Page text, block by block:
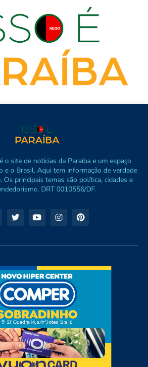
o site de notícias da Paraíba e um espaço
e o Brasil. Aqui tem informação de verdade
Os principais temas são política, cidades e
DRT 0010556/DF.